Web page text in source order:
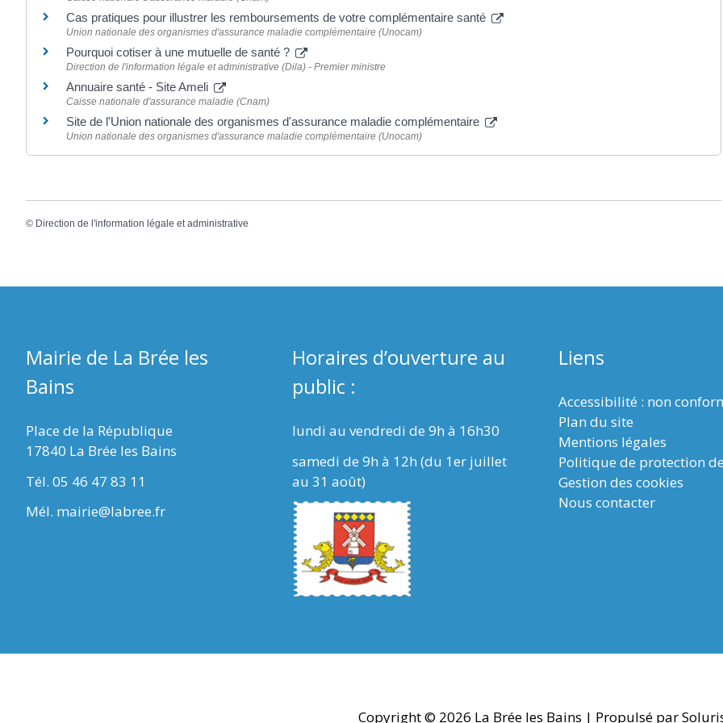
Cas pratiques pour illustrer les remboursements de votre complémentaire santé
Union nationale des organismes d'assurance maladie complémentaire (Unocam)
Pourquoi cotiser à une mutuelle de santé ?
Direction de l'information légale et administrative (Dila) - Premier ministre
Annuaire santé - Site Ameli
Caisse nationale d'assurance maladie (Cnam)
Site de l'Union nationale des organismes d'assurance maladie complémentaire
Union nationale des organismes d'assurance maladie complémentaire (Unocam)
© Direction de l'information légale et administrative
Mairie de La Brée les
Bains
Place de la République
17840 La Brée les Bains
Tél. 05 46 47 83 11
Mél. mairie@labree.fr
Horaires d’ouverture au
public :
lundi au vendredi de 9h à 16h30
samedi de 9h à 12h (du 1er juillet
au 31 août)
Liens
Accessibilité : non
Plan du site
Mentions légales
Politique de protection
Gestion des cookies
Nous contacter
Copyright © 2026 La Brée les Bains | Propulsé par